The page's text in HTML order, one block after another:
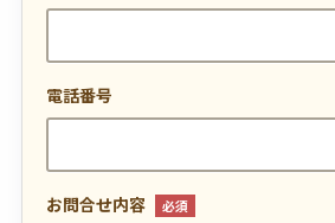
電話番号
お問合せ内容 必須